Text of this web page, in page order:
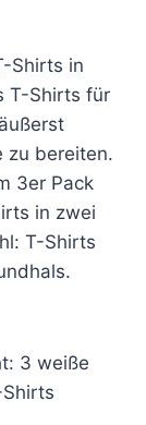
Shirts in
T-Shirts für
zu bereiten.
3er Pack
in zwei
T-Shirts